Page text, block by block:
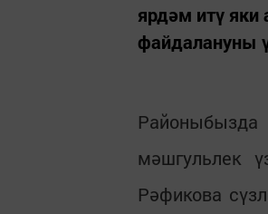
ярдәм итү
файдалануны
мәшгульлек
Рәфикова